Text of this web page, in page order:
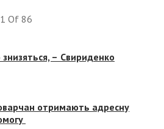
1 Of 86
– Свириденко
отримають адресну